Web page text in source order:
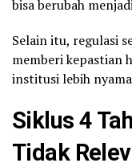
bisa berubah
Selain itu, regulasi
memberi kepastian
institusi lebih
Siklus 4
Tidak